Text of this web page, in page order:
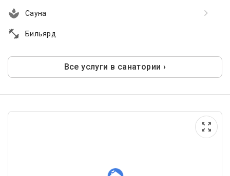
Сауна
Бильярд
Все услуги в санатории ›